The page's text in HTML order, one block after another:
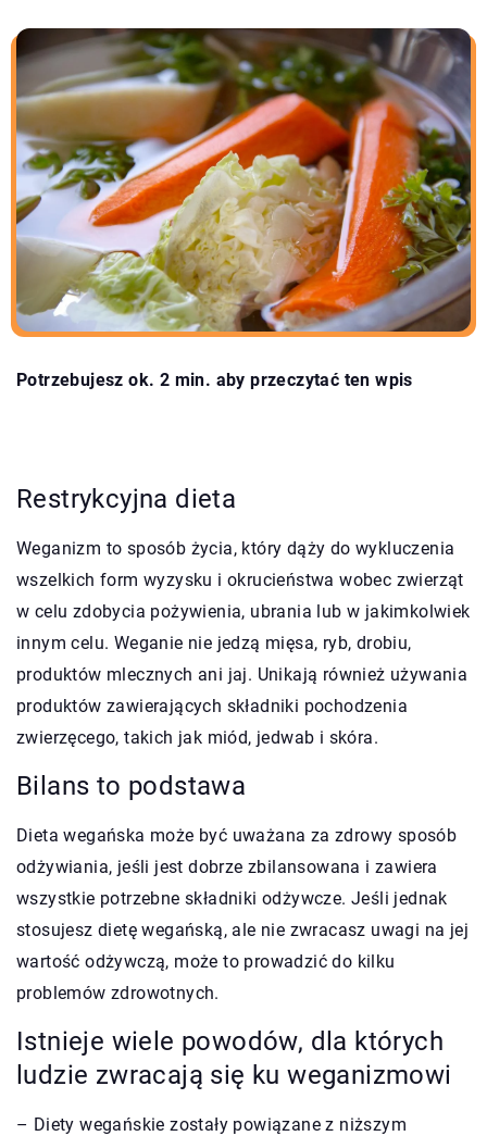
Potrzebujesz ok. 2 min. aby przeczytać ten wpis
Restrykcyjna dieta
Weganizm to sposób życia, który dąży do wykluczenia
wszelkich form wyzysku i okrucieństwa wobec zwierząt
w celu zdobycia pożywienia, ubrania lub w jakimkolwiek
innym celu. Weganie nie jedzą mięsa, ryb, drobiu,
produktów mlecznych ani jaj. Unikają również używania
produktów zawierających składniki pochodzenia
zwierzęcego, takich jak miód, jedwab i skóra.
Bilans to podstawa
Dieta wegańska może być uważana za zdrowy sposób
odżywiania, jeśli jest dobrze zbilansowana i zawiera
wszystkie potrzebne składniki odżywcze. Jeśli jednak
stosujesz dietę wegańską, ale nie zwracasz uwagi na jej
wartość odżywczą, może to prowadzić do kilku
problemów zdrowotnych.
Istnieje wiele powodów, dla których
ludzie zwracają się ku weganizmowi
– Diety wegańskie zostały powiązane z niższym